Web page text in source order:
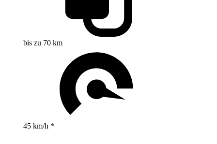
bis zu 70 km
45 km/h *